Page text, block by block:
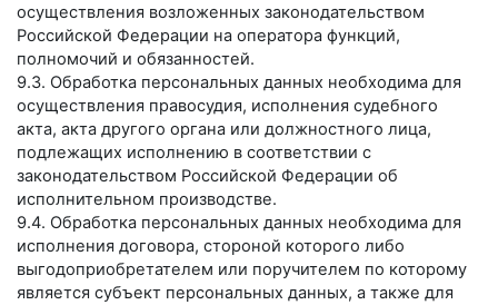
осуществления возложенных законодательством
Российской Федерации на оператора функций,
полномочий и обязанностей.
9.3. Обработка персональных данных необходима для
осуществления правосудия, исполнения судебного
акта, акта другого органа или должностного лица,
подлежащих исполнению в соответствии с
законодательством Российской Федерации об
исполнительном производстве.
9.4. Обработка персональных данных необходима для
исполнения договора, стороной которого либо
выгодоприобретателем или поручителем по которому
является субъект персональных данных, а также для